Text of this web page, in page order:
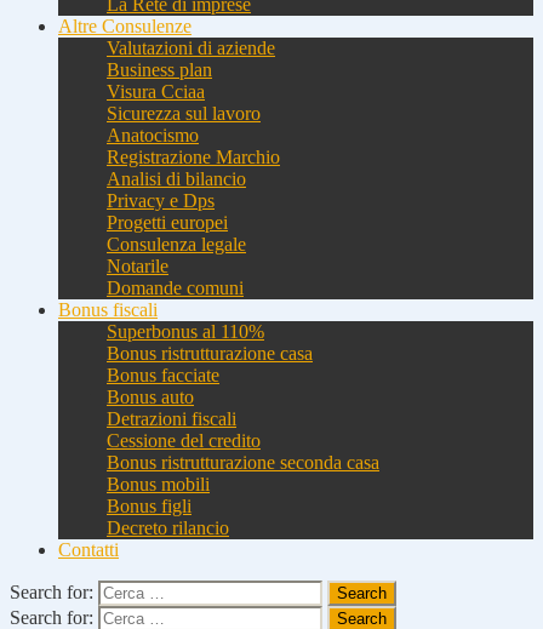
La Rete di imprese
Altre Consulenze
Valutazioni di aziende
Business plan
Visura Cciaa
Sicurezza sul lavoro
Anatocismo
Registrazione Marchio
Analisi di bilancio
Privacy e Dps
Progetti europei
Consulenza legale
Notarile
Domande comuni
Bonus fiscali
Superbonus al 110%
Bonus ristrutturazione casa
Bonus facciate
Bonus auto
Detrazioni fiscali
Cessione del credito
Bonus ristrutturazione seconda casa
Bonus mobili
Bonus figli
Decreto rilancio
Contatti
Search for:
Search for: